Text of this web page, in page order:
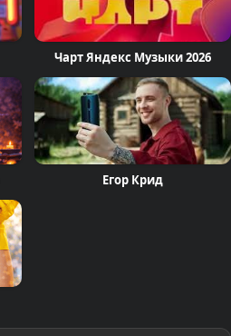
Чарт Яндекс Музыки 2026
Егор Крид